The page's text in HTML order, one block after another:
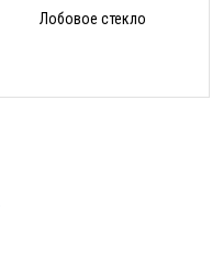
Лобовое стекло